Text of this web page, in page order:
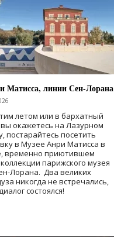
Матисса, линии Сен-Лорана
летом или в бархатный
окажетесь на Лазурном
постарайтесь посетить
в Музее Анри Матисса в
временно приютившем
парижского музея
Лорана. Два великих
никогда не встречались,
состоялся!